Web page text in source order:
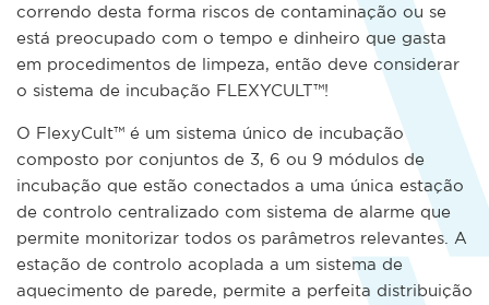
correndo desta forma riscos de contaminação ou se
está preocupado com o tempo e dinheiro que gasta
em procedimentos de limpeza, então deve considerar
o sistema de incubação FLEXYCULT™!
O FlexyCult™ é um sistema único de incubação
composto por conjuntos de 3, 6 ou 9 módulos de
incubação que estão conectados a uma única estação
de controlo centralizado com sistema de alarme que
permite monitorizar todos os parâmetros relevantes. A
estação de controlo acoplada a um sistema de
aquecimento de parede, permite a perfeita distribuição